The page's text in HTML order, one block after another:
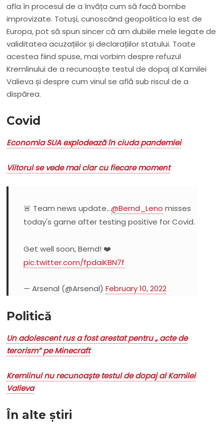
afla în procesul de a învăța cum să facă bombe
improvizate. Totuși, cunoscând geopolitica la est de
Europa, pot să spun sincer că am dubiile mele legate de
validitatea acuzațiilor și declarațiilor statului. Toate
acestea fiind spuse, mai vorbim despre refuzul
Kremlinului de a recunoaște testul de dopaj al Kamilei
Valieva și despre cum vinul se află sub riscul de a
dispărea.
Covid
Economia SUA explodează în ciuda pandemiei
Viitorul se vede mai clar cu fiecare moment
🚨 Team news update…@Bernd_Leno misses
today's game after testing positive for Covid.
Get well soon, Bernd! ❤️
pic.twitter.com/fpdaiKBN7f
— Arsenal (@Arsenal)February 10, 2022
Politică
Un adolescent rus a fost arestat pentru „ acte de
terorism” pe Minecraft
Kremlinul nu recunoaște testul de dopaj al Kamilei
Valieva
În alte știri